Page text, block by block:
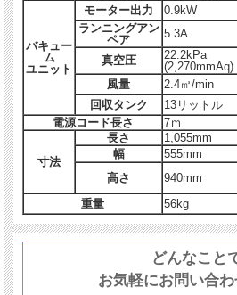
バキュー
ム
ユニット
モーター出力
0.9kW
ランニングアン
ペア
5.3A
真空圧
22.2kPa
(2,270mmAq)
風量
2.4㎥/min
回収タンク
13リットル
電源コード長さ
7ｍ
寸法
長さ
1,055mm
幅
555mm
高さ
940mm
重量
56kg
どんなこと
お気軽にお問い合